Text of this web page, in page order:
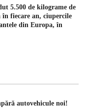
5.500 de kilograme de
în fiecare an, ciupercile
din Europa, în
autovehicule noi!